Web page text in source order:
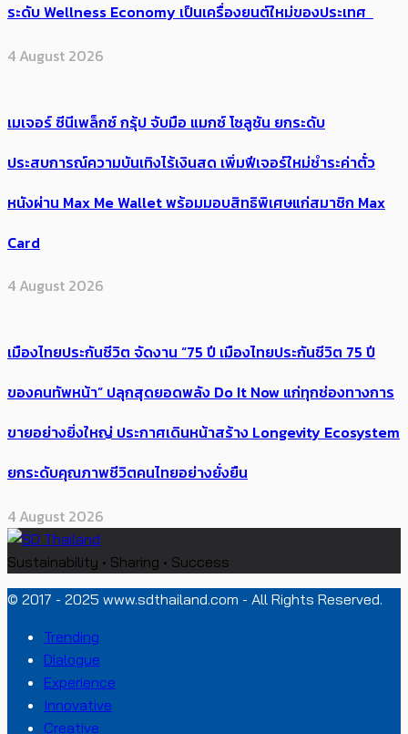
ระดับ Wellness Economy เป็นเครื่องยนต์ใหม่ของประเทศ
4 August 2026
เมเจอร์ ซีนีเพล็กซ์ กรุ้ป จับมือ แมกซ์ โซลูชัน ยกระดับ
ประสบการณ์ความบันเทิงไร้เงินสด เพิ่มฟีเจอร์ใหม่ชำระค่าตั๋ว
หนังผ่าน Max Me Wallet พร้อมมอบสิทธิพิเศษแก่สมาชิก Max
Card
4 August 2026
เมืองไทยประกันชีวิต จัดงาน “75 ปี เมืองไทยประกันชีวิต 75 ปี
ของคนทัพหน้า” ปลุกสุดยอดพลัง Do It Now แก่ทุกช่องทางการ
ขายอย่างยิ่งใหญ่ ประกาศเดินหน้าสร้าง Longevity Ecosystem
ยกระดับคุณภาพชีวิตคนไทยอย่างยั่งยืน
4 August 2026
Sustainability • Sharing • Success
© 2017 - 2025 www.sdthailand.com - All Rights Reserved.
Trending
Dialogue
Experience
Innovative
Creative